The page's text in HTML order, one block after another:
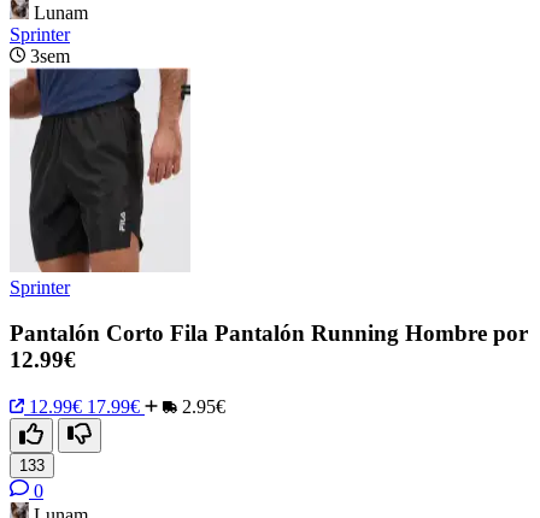
Lunam
Sprinter
3sem
Sprinter
Pantalón Corto Fila Pantalón Running Hombre por
12.99€
12.99€ 17.99€ 2.95€
133
0